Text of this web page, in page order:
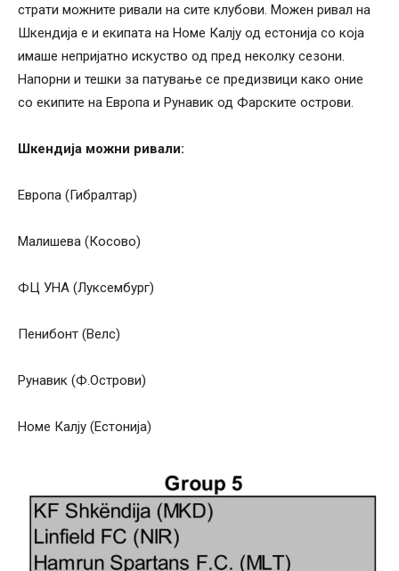
страти можните ривали на сите клубови. Можен ривал на
Шкендија е и екипата на Номе Калју од естонија со која
имаше непријатно искуство од пред неколку сезони.
Напорни и тешки за патување се предизвици како оние
со екипите на Европа и Рунавик од Фарските острови.
Шкендија можни ривали:
Европа (Гибралтар)
Малишева (Косово)
ФЦ УНА (Луксембург)
Пенибонт (Велс)
Рунавик (Ф.Острови)
Номе Калју (Естонија)